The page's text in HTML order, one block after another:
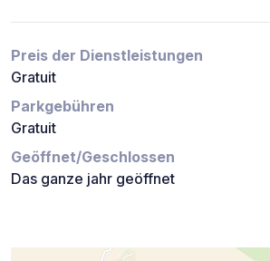
Preis der Dienstleistungen
Gratuit
Parkgebühren
Gratuit
Geöffnet/Geschlossen
Das ganze jahr geöffnet